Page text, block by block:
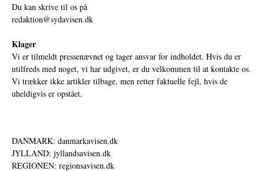
Du kan skrive til os på
redaktion@sydavisen.dk
Klager
Vi er tilmeldt pressenævnet og tager ansvar for indholdet. Hvis du er
utilfreds med noget, vi har udgivet, er du velkommen til at kontakte os.
Vi trækker ikke artikler tilbage, men retter faktuelle fejl, hvis de
uheldigvis er opstået.
DANMARK: danmarkavisen.dk
JYLLAND: jyllandsavisen.dk
REGIONEN: regionsavisen.dk